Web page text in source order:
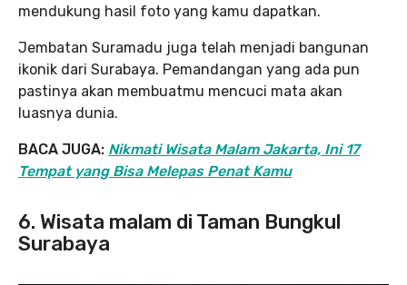
mendukung hasil foto yang kamu dapatkan.
Jembatan Suramadu juga telah menjadi bangunan
ikonik dari Surabaya. Pemandangan yang ada pun
pastinya akan membuatmu mencuci mata akan
luasnya dunia.
BACA JUGA: Nikmati Wisata Malam Jakarta, Ini 17
Tempat yang Bisa Melepas Penat Kamu
6. Wisata malam di Taman Bungkul
Surabaya